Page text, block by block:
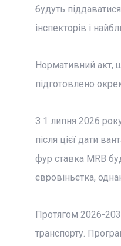
будуть
інспекторів і
Нормативний акт,
підготовлено
З 1 липня 2026
після цієї дати
фур ставка MRB
євровіньєтка,
Протягом 2026-
транспорту.